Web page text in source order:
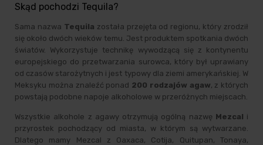
Skąd pochodzi Tequila?
Sama nazwa Tequila została przejęta od regionu, który zrodził
się około dwóch wieków temu. Jest produktem spotkania dwóch
światów. Wykorzystuje technikę wywodzącą się z kontynentu
europejskiego do przetwarzania surowca, który był uprawiany
od czasów starożytnych i jest typowy dla ziemi amerykańskiej. W
Meksyku można znaleźć ponad 200 rodzajów agaw, z których
powstają podobne napoje alkoholowe w przeróżnych miejscach.
Wszystkie alkohole z agawy otrzymują ogólną nazwę Mezcal i
przyrostek pochodzący od miasta, w którym są wytwarzane.
Dlatego mamy Mezcal z Oaxaca, Cotija, Quitupan, Tonaya,